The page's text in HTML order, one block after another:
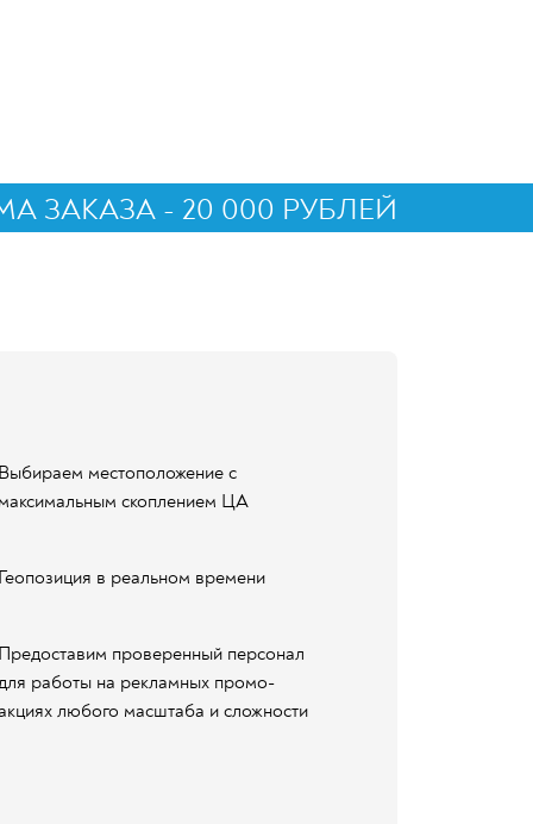
- 20 000 РУБЛЕЙ
Выбираем местоположение с
максимальным скоплением ЦА
Геопозиция в реальном времени
Предоставим проверенный персонал
работы на рекламных промо-
любого масштаба и сложности